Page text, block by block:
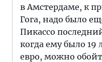
в Амстердаме, к
Гога, надо было
Пикассо
когда ему было 19
евро, можно